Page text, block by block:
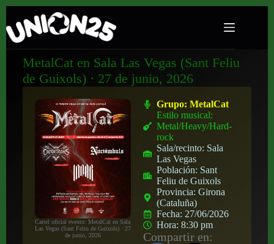
MetalCat en Sala Las Vegas (Sant Feliu
de Guixols) · 27 de junio, 2026
Cartel oficial evento: MetalCat en Sala
Las Vegas (Sant Feliu de Guixols) · 27
de junio, 2026
Grupo:MetalCat
Estilo musical:
Metal/Heavy/Hard-
rock
Sala/recinto: Sala
Las Vegas
Población: Sant
Feliu de Guixols
Provincia:Girona
(Cataluña)
Fecha: 27/06/2026
Hora:8:30 pm
Compartir en: